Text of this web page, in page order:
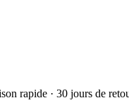
rapide · 30 jours de